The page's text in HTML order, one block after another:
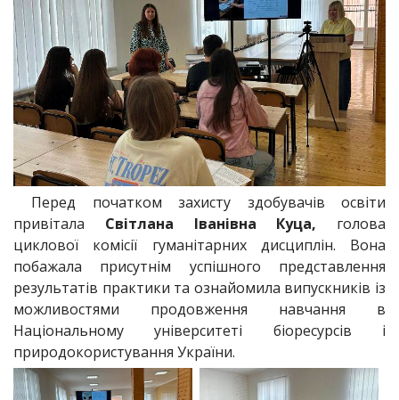
Перед початком захисту здобувачів освіти
привітала Світлана Іванівна Куца, голова
циклової комісії гуманітарних дисциплін. Вона
побажала присутнім успішного представлення
результатів практики та ознайомила випускників із
можливостями продовження навчання в
Національному університеті біоресурсів і
природокористування України.